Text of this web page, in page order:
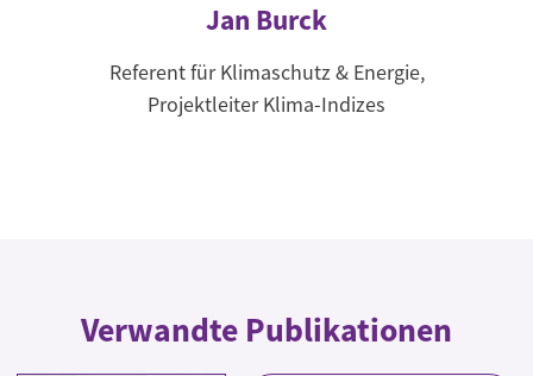
Jan Burck
Referent für Klimaschutz & Energie,
Projektleiter Klima-Indizes
Verwandte Publikationen